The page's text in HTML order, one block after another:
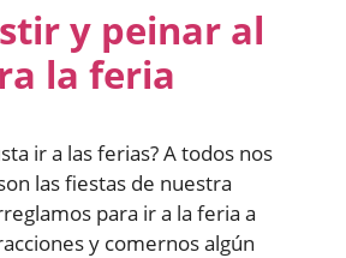
y peinar al
la feria
ir a las ferias? A todos nos
las fiestas de nuestra
para ir a la feria a
y comernos algún